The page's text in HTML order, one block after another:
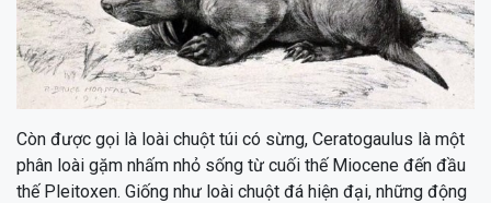
Còn được gọi là loài chuột túi có sừng, Ceratogaulus là một
phân loài gặm nhấm nhỏ sống từ cuối thế Miocene đến đầu
thế Pleitoxen. Giống như loài chuột đá hiện đại, những động